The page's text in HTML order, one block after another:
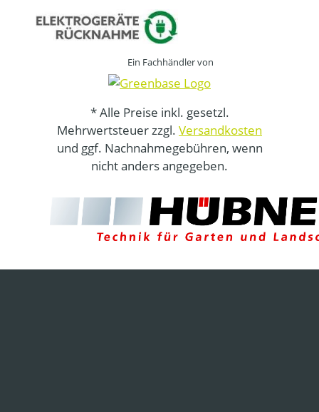
Ein Fachhändler von
* Alle Preise inkl. gesetzl.
Mehrwertsteuer zzgl. Versandkosten
und ggf. Nachnahmegebühren, wenn
nicht anders angegeben.